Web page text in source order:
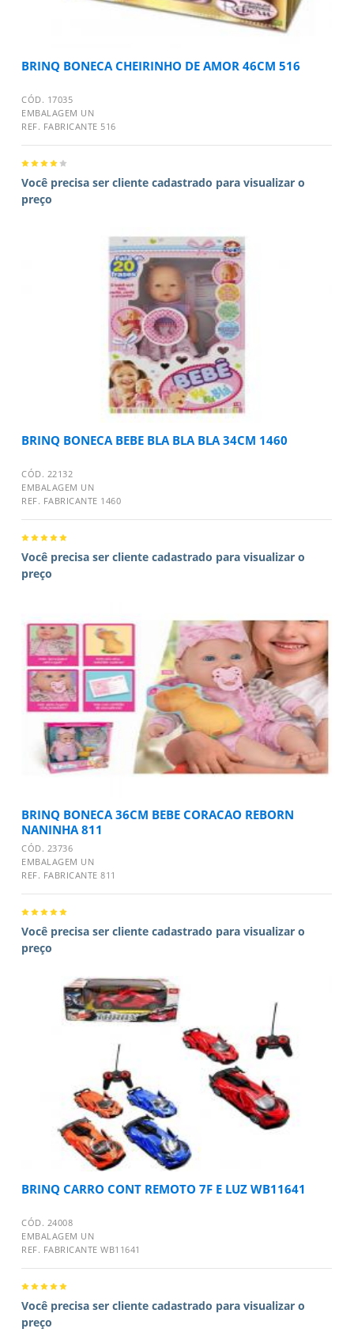
BRINQ BONECA CHEIRINHO DE AMOR 46CM 516
CÓD. 17035
EMBALAGEM UN
REF. FABRICANTE 516
Você precisa ser cliente cadastrado para visualizar o
preço
BRINQ BONECA BEBE BLA BLA BLA 34CM 1460
CÓD. 22132
EMBALAGEM UN
REF. FABRICANTE 1460
Você precisa ser cliente cadastrado para visualizar o
preço
BRINQ BONECA 36CM BEBE CORACAO REBORN
NANINHA 811
CÓD. 23736
EMBALAGEM UN
REF. FABRICANTE 811
Você precisa ser cliente cadastrado para visualizar o
preço
BRINQ CARRO CONT REMOTO 7F E LUZ WB11641
CÓD. 24008
EMBALAGEM UN
REF. FABRICANTE WB11641
Você precisa ser cliente cadastrado para visualizar o
preço